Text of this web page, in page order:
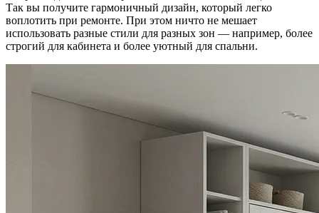
Так вы получите гармоничный дизайн, который легко
воплотить при ремонте. При этом ничто не мешает
использовать разные стили для разных зон — например, более
строгий для кабинета и более уютный для спальни.